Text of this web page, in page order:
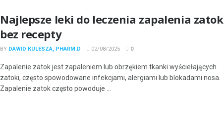
Najlepsze leki do leczenia zapalenia zatok
bez recepty
BY DAWID KULESZA, PHARM.D 02/08/2025 0
Zapalenie zatok jest zapaleniem lub obrzękiem tkanki wyściełających
zatoki, często spowodowane infekcjami, alergiami lub blokadami nosa.
Zapalenie zatok często powoduje ...